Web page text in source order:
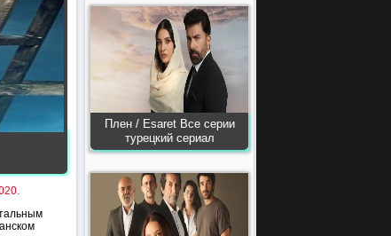
Плен / Esaret Все серии
турецкий сериал